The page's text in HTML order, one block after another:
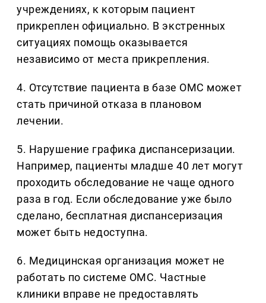
учреждениях, к которым пациент
прикреплен официально. В экстренных
ситуациях помощь оказывается
независимо от места прикрепления.
4. Отсутствие пациента в базе ОМС может
стать причиной отказа в плановом
лечении.
5. Нарушение графика диспансеризации.
Например, пациенты младше 40 лет могут
проходить обследование не чаще одного
раза в год. Если обследование уже было
сделано, бесплатная диспансеризация
может быть недоступна.
6. Медицинская организация может не
работать по системе ОМС. Частные
клиники вправе не предоставлять